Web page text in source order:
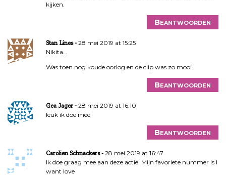
kijken.
Beantwoorden
Stan Lines
28 mei 2019 at 15:25
Nikita…
Was toen nog koude oorlog en de clip was zo mooi.
Beantwoorden
Gea Jager
28 mei 2019 at 16:10
leuk ik doe mee
Beantwoorden
Carolien Schnackers
28 mei 2019 at 16:47
Ik doe graag mee aan deze actie. Mijn favoriete nummer is I
want love